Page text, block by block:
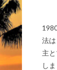
法
主
し